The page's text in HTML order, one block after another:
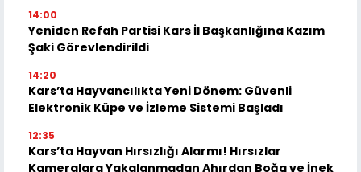
14:00
Yeniden Refah Partisi Kars İl Başkanlığına Kazım
Şaki Görevlendirildi
14:20
Kars’ta Hayvancılıkta Yeni Dönem: Güvenli
Elektronik Küpe ve İzleme Sistemi Başladı
12:35
Kars’ta Hayvan Hırsızlığı Alarmı! Hırsızlar
Kameralara Yakalanmadan Ahırdan Boğa ve İnek